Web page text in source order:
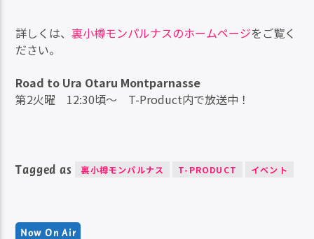
詳しくは、裏小樽モンパルナスのホームページをご覧く
ださい。
Road to Ura Otaru Montparnasse
第2火曜 12:30頃～ T-Product内で放送中！
Tagged as 裏小樽モンパルナス T-PRODUCT イベント
Now On Air